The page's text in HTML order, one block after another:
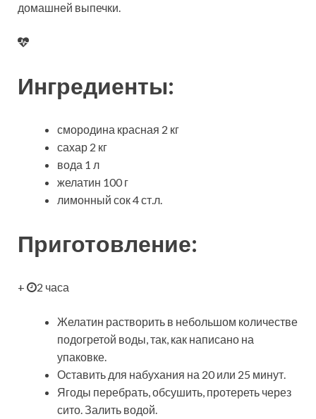
домашней выпечки.
Ингредиенты:
смородина красная 2 кг
сахар 2 кг
вода 1 л
желатин 100 г
лимонный сок 4 ст.л.
Приготовление:
+ 2 часа
Желатин растворить в небольшом количестве
подогретой воды, так, как написано на
упаковке.
Оставить для набухания на 20 или 25 минут.
Ягоды перебрать, обсушить, протереть через
сито. Залить водой.